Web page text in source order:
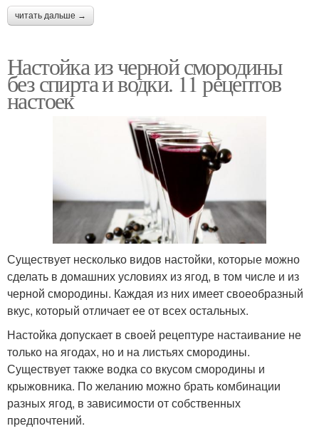
читать дальше →
Настойка из черной смородины
без спирта и водки. 11 рецептов
настоек
Существует несколько видов настойки, которые можно
сделать в домашних условиях из ягод, в том числе и из
черной смородины. Каждая из них имеет своеобразный
вкус, который отличает ее от всех остальных.
Настойка допускает в своей рецептуре настаивание не
только на ягодах, но и на листьях смородины.
Существует также водка со вкусом смородины и
крыжовника. По желанию можно брать комбинации
разных ягод, в зависимости от собственных
предпочтений.